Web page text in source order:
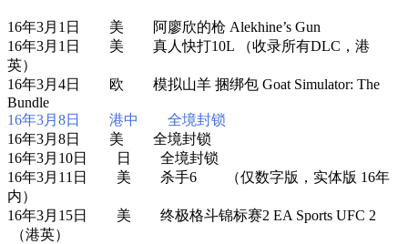
16年3月1日 美 阿廖欣的枪 Alekhine’s Gun
16年3月1日 美 真人快打10L （收录所有DLC，港
英）
16年3月4日 欧 模拟山羊 捆绑包 Goat Simulator: The
Bundle
16年3月8日 港中 全境封锁
16年3月8日 美 全境封锁
16年3月10日 日 全境封锁
16年3月11日 美 杀手6 （仅数字版，实体版 16年
内）
16年3月15日 美 终极格斗锦标赛2 EA Sports UFC 2
（港英）